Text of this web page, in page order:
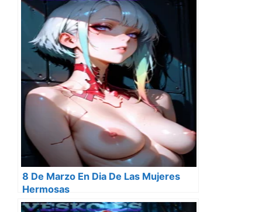
8 De Marzo En Dia De Las Mujeres
Hermosas